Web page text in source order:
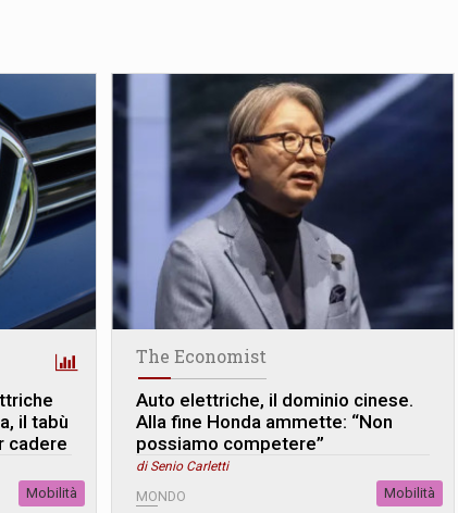
il tabù
cadere
Mobilità
The Economist
Auto elettriche, il dominio cinese.
Alla fine Honda ammette: “Non
possiamo competere”
di Senio Carletti
MONDO Mobilità